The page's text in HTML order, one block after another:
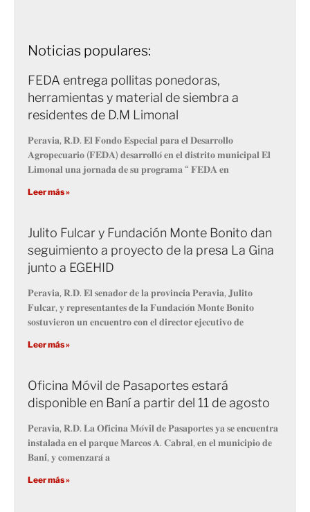
Noticias populares:
FEDA entrega pollitas ponedoras,
herramientas y material de siembra a
residentes de D.M Limonal
𝐏𝐞𝐫𝐚𝐯𝐢𝐚, 𝐑.𝐃. 𝐄𝐥 𝐅𝐨𝐧𝐝𝐨 𝐄𝐬𝐩𝐞𝐜𝐢𝐚𝐥 𝐩𝐚𝐫𝐚 𝐞𝐥 𝐃𝐞𝐬𝐚𝐫𝐫𝐨𝐥𝐥𝐨
𝐀𝐠𝐫𝐨𝐩𝐞𝐜𝐮𝐚𝐫𝐢𝐨 (𝐅𝐄𝐃𝐀) 𝐝𝐞𝐬𝐚𝐫𝐫𝐨𝐥𝐥𝐨́ 𝐞𝐧 𝐞𝐥 𝐝𝐢𝐬𝐭𝐫𝐢𝐭𝐨 𝐦𝐮𝐧𝐢𝐜𝐢𝐩𝐚𝐥 𝐄𝐥
𝐋𝐢𝐦𝐨𝐧𝐚𝐥 𝐮𝐧𝐚 𝐣𝐨𝐫𝐧𝐚𝐝𝐚 𝐝𝐞 𝐬𝐮 𝐩𝐫𝐨𝐠𝐫𝐚𝐦𝐚 “ 𝐅𝐄𝐃𝐀 𝐞𝐧
Leer más »
Julito Fulcar y Fundación Monte Bonito dan
seguimiento a proyecto de la presa La Gina
junto a EGEHID
𝐏𝐞𝐫𝐚𝐯𝐢𝐚, 𝐑.𝐃. 𝐄𝐥 𝐬𝐞𝐧𝐚𝐝𝐨𝐫 𝐝𝐞 𝐥𝐚 𝐩𝐫𝐨𝐯𝐢𝐧𝐜𝐢𝐚 𝐏𝐞𝐫𝐚𝐯𝐢𝐚, 𝐉𝐮𝐥𝐢𝐭𝐨
𝐅𝐮𝐥𝐜𝐚𝐫, 𝐲 𝐫𝐞𝐩𝐫𝐞𝐬𝐞𝐧𝐭𝐚𝐧𝐭𝐞𝐬 𝐝𝐞 𝐥𝐚 𝐅𝐮𝐧𝐝𝐚𝐜𝐢𝐨́𝐧 𝐌𝐨𝐧𝐭𝐞 𝐁𝐨𝐧𝐢𝐭𝐨
𝐬𝐨𝐬𝐭𝐮𝐯𝐢𝐞𝐫𝐨𝐧 𝐮𝐧 𝐞𝐧𝐜𝐮𝐞𝐧𝐭𝐫𝐨 𝐜𝐨𝐧 𝐞𝐥 𝐝𝐢𝐫𝐞𝐜𝐭𝐨𝐫 𝐞𝐣𝐞𝐜𝐮𝐭𝐢𝐯𝐨 𝐝𝐞
Leer más »
Oficina Móvil de Pasaportes estará
disponible en Baní a partir del 11 de agosto
𝐏𝐞𝐫𝐚𝐯𝐢𝐚, 𝐑.𝐃. 𝐋𝐚 𝐎𝐟𝐢𝐜𝐢𝐧𝐚 𝐌𝐨́𝐯𝐢𝐥 𝐝𝐞 𝐏𝐚𝐬𝐚𝐩𝐨𝐫𝐭𝐞𝐬 𝐲𝐚 𝐬𝐞 𝐞𝐧𝐜𝐮𝐞𝐧𝐭𝐫𝐚
𝐢𝐧𝐬𝐭𝐚𝐥𝐚𝐝𝐚 𝐞𝐧 𝐞𝐥 𝐩𝐚𝐫𝐪𝐮𝐞 𝐌𝐚𝐫𝐜𝐨𝐬 𝐀. 𝐂𝐚𝐛𝐫𝐚𝐥, 𝐞𝐧 𝐞𝐥 𝐦𝐮𝐧𝐢𝐜𝐢𝐩𝐢𝐨 𝐝𝐞
𝐁𝐚𝐧𝐢́, 𝐲 𝐜𝐨𝐦𝐞𝐧𝐳𝐚𝐫𝐚́ 𝐚
Leer más »